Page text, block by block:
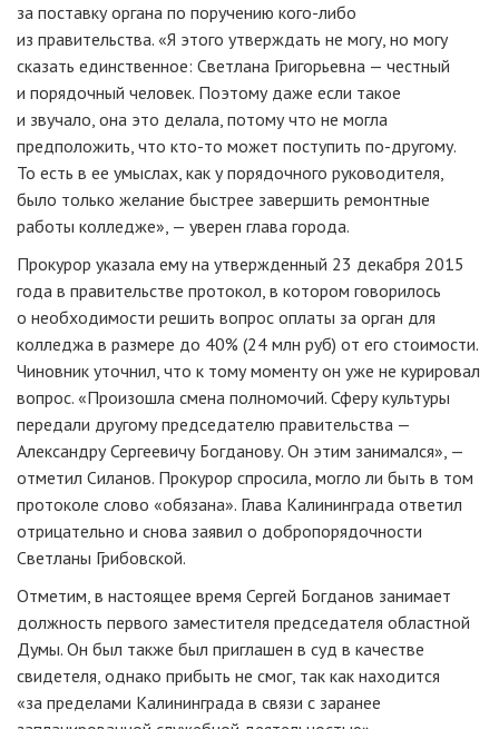
за поставку органа по поручению кого-либо
из правительства. «Я этого утверждать не могу, но могу
сказать единственное: Светлана Григорьевна — честный
и порядочный человек. Поэтому даже если такое
и звучало, она это делала, потому что не могла
предположить, что кто-то может поступить по-другому.
То есть в ее умыслах, как у порядочного руководителя,
было только желание быстрее завершить ремонтные
работы колледже», — уверен глава города.
Прокурор указала ему на утвержденный 23 декабря 2015
года в правительстве протокол, в котором говорилось
о необходимости решить вопрос оплаты за орган для
колледжа в размере до 40% (24 млн руб) от его стоимости.
Чиновник уточнил, что к тому моменту он уже не курировал
вопрос. «Произошла смена полномочий. Сферу культуры
передали другому председателю правительства —
Александру Сергеевичу Богданову. Он этим занимался», —
отметил Силанов. Прокурор спросила, могло ли быть в том
протоколе слово «обязана». Глава Калининграда ответил
отрицательно и снова заявил о добропорядочности
Светланы Грибовской.
Отметим, в настоящее время Сергей Богданов занимает
должность первого заместителя председателя областной
Думы. Он был также был приглашен в суд в качестве
свидетеля, однако прибыть не смог, так как находится
«за пределами Калининграда в связи с заранее